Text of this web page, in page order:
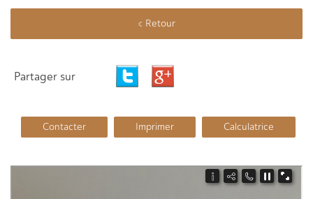
< Retour
Partager sur
Contacter Imprimer Calculatrice